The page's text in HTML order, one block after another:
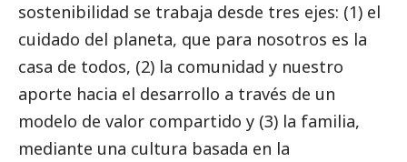
sostenibilidad se trabaja desde tres ejes: (1) el
cuidado del planeta, que para nosotros es la
casa de todos, (2) la comunidad y nuestro
aporte hacia el desarrollo a través de un
modelo de valor compartido y (3) la familia,
mediante una cultura basada en la